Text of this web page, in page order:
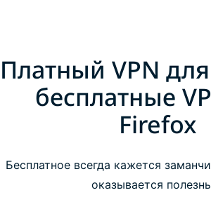
Платный VPN
бесплатные
Firefox
Бесплатное всегда кажется
оказывается